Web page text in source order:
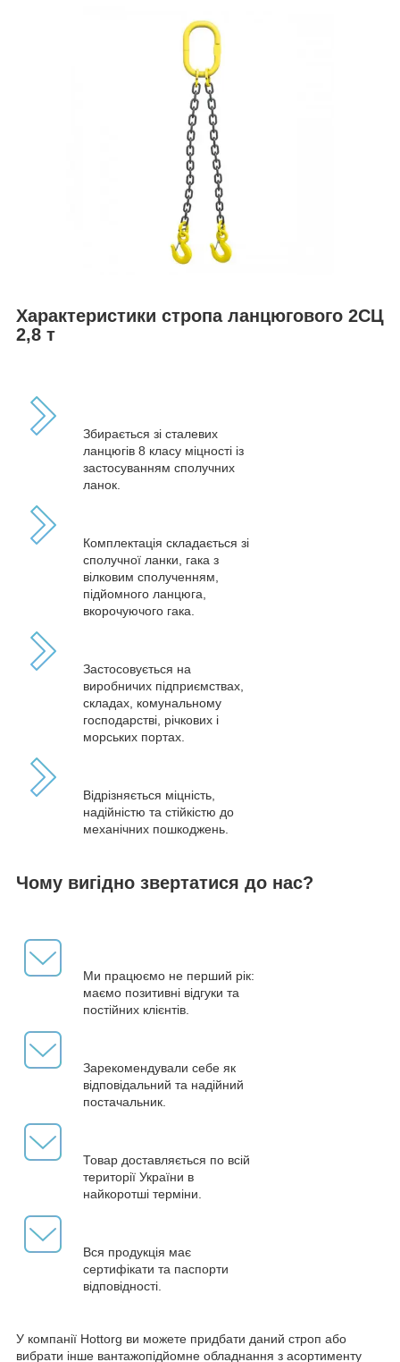
Характеристики стропа ланцюгового 2СЦ
2,8 т
Збирається зі сталевих
ланцюгів 8 класу міцності із
застосуванням сполучних
ланок.
Комплектація складається зі
сполучної ланки, гака з
вілковим сполученням,
підйомного ланцюга,
вкорочуючого гака.
Застосовується на
виробничих підприємствах,
складах, комунальному
господарстві, річкових і
морських портах.
Відрізняється міцність,
надійністю та стійкістю до
механічних пошкоджень.
Чому вигідно звертатися до нас?
Ми працюємо не перший рік:
маємо позитивні відгуки та
постійних клієнтів.
Зарекомендували себе як
відповідальний та надійний
постачальник.
Товар доставляється по всій
території України в
найкоротші терміни.
Вся продукція має
сертифікати та паспорти
відповідності.
У компанії Hottorg ви можете придбати даний строп або
вибрати інше вантажопідйомне обладнання з асортименту